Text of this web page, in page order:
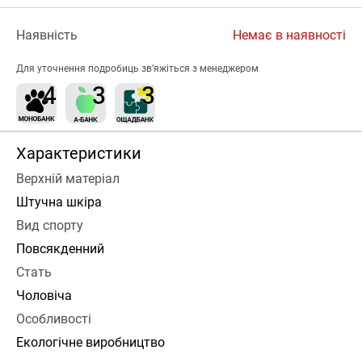
Наявність Немає в наявності
Для уточнення подробиць зв’яжіться з менеджером
Характеристики
Верхній матеріал
Штучна шкіра
Вид спорту
Повсякденний
Стать
Чоловіча
Особливості
Екологічне виробництво